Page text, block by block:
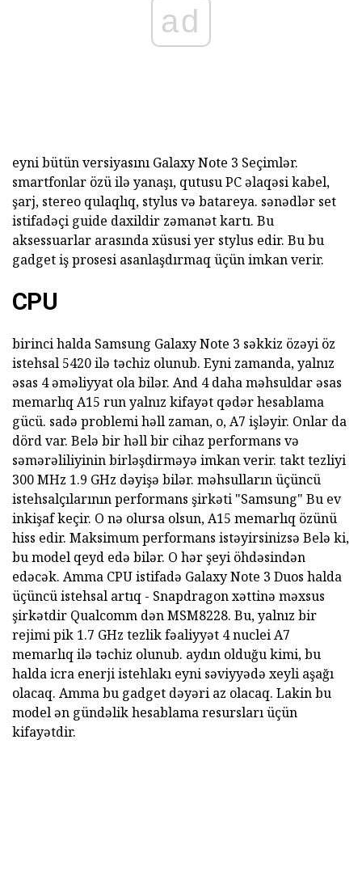
ad
eyni bütün versiyasını Galaxy Note 3 Seçimlər.
smartfonlar özü ilə yanaşı, qutusu PC əlaqəsi kabel,
şarj, stereo qulaqlıq, stylus və batareya. sənədlər set
istifadəçi guide daxildir zəmanət kartı. Bu
aksessuarlar arasında xüsusi yer stylus edir. Bu bu
gadget iş prosesi asanlaşdırmaq üçün imkan verir.
CPU
birinci halda Samsung Galaxy Note 3 səkkiz özəyi öz
istehsal 5420 ilə təchiz olunub. Eyni zamanda, yalnız
əsas 4 əməliyyat ola bilər. And 4 daha məhsuldar əsas
memarlıq A15 run yalnız kifayət qədər hesablama
gücü. sadə problemi həll zaman, o, A7 işləyir. Onlar da
dörd var. Belə bir həll bir cihaz performans və
səmərəliliyinin birləşdirməyə imkan verir. takt tezliyi
300 MHz 1.9 GHz dəyişə bilər. məhsulların üçüncü
istehsalçılarının performans şirkəti "Samsung" Bu ev
inkişaf keçir. O nə olursa olsun, A15 memarlıq özünü
hiss edir. Maksimum performans istəyirsinizsə Belə ki,
bu model qeyd edə bilər. O hər şeyi öhdəsindən
edəcək. Amma CPU istifadə Galaxy Note 3 Duos halda
üçüncü istehsal artıq - Snapdragon xəttinə məxsus
şirkətdir Qualcomm dən MSM8228. Bu, yalnız bir
rejimi pik 1.7 GHz tezlik fəaliyyət 4 nuclei A7
memarlıq ilə təchiz olunub. aydın olduğu kimi, bu
halda icra enerji istehlakı eyni səviyyədə xeyli aşağı
olacaq. Amma bu gadget dəyəri az olacaq. Lakin bu
model ən gündəlik hesablama resursları üçün
kifayətdir.